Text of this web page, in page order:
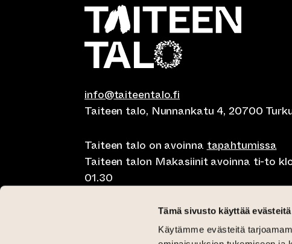
Tämä sivusto käyttää evästeitä
Käytämme evästeitä
info@taiteentalo.fi
Taiteen talo, Nunnankatu 4, 20700
Taiteen talo on avoinnatapahtumissa
Taiteen talon Makasiinit avoinna ti-to
01.30
Café Elephanten su-ma klo 10-20, ti-to